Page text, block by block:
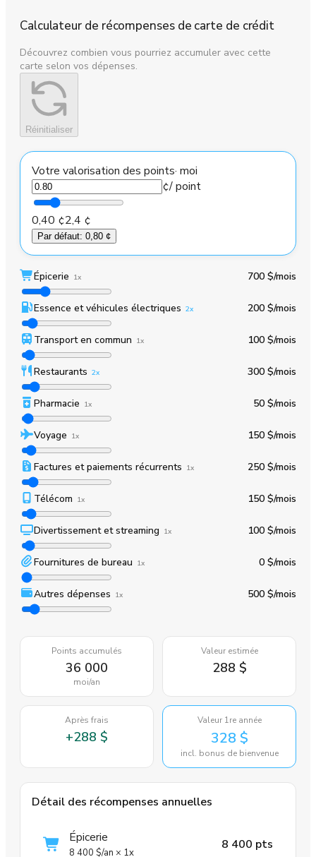
Calculateur de récompenses de carte de crédit
Découvrez combien vous pourriez accumuler avec cette
carte selon vos dépenses.
Réinitialiser
Votre valorisation des points· moi
¢/ point
0,40 ¢2,4 ¢
Par défaut: 0,80 ¢
Épicerie 1x 700 $/mois
Essence et véhicules électriques 2x 200 $/mois
Transport en commun 1x 100 $/mois
Restaurants 2x 300 $/mois
Pharmacie 1x 50 $/mois
Voyage 1x 150 $/mois
Factures et paiements récurrents 1x 250 $/mois
Télécom 1x 150 $/mois
Divertissement et streaming 1x 100 $/mois
Fournitures de bureau 1x 0 $/mois
Autres dépenses 1x 500 $/mois
Points accumulés
36 000
moi/an
Valeur estimée
288 $
Après frais
+288 $
Valeur 1re année
328 $
incl. bonus de bienvenue
Détail des récompenses annuelles
Épicerie
8 400 $/an × 1x
8 400 pts